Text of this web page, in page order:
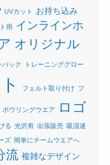
UVカット
お持ち込み
用
インラインホ
オリジナル
ック トレーニンググロー
フェルト取り付け フ
ボウリングウエア ロゴ
る 光沢有 出張販売 吸湿速
ズ 簡単にチームウエアへ
流 複雑なデザイン